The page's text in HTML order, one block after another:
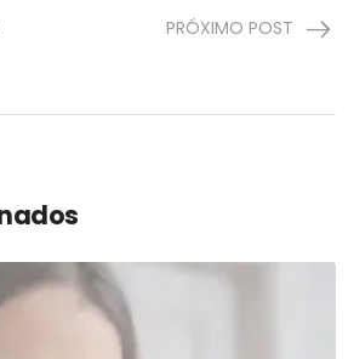
PRÓXIMO POST